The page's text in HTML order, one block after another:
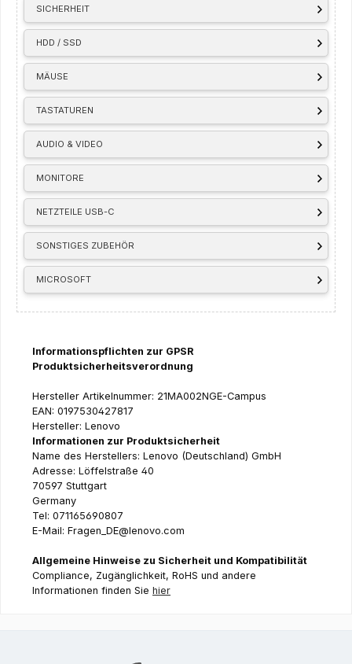
SICHERHEIT
HDD / SSD
MÄUSE
TASTATUREN
AUDIO & VIDEO
MONITORE
NETZTEILE USB-C
SONSTIGES ZUBEHÖR
MICROSOFT
Informationspflichten zur GPSR
Produktsicherheitsverordnung
Hersteller Artikelnummer: 21MA002NGE-Campus
EAN: 0197530427817
Hersteller: Lenovo
Informationen zur Produktsicherheit
Name des Herstellers: Lenovo (Deutschland) GmbH
Adresse: Löffelstraße 40
70597 Stuttgart
Germany
Tel: 071165690807
E-Mail: Fragen_DE@lenovo.com
Allgemeine Hinweise zu Sicherheit und Kompatibilität
Compliance, Zugänglichkeit, RoHS und andere
Informationen finden Sie hier